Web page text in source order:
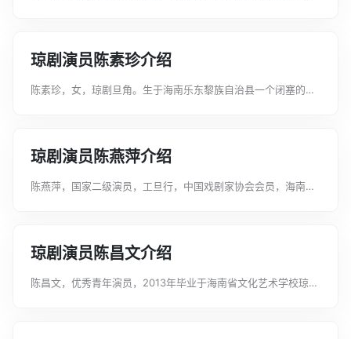
琼剧演员陈素珍介绍
陈素珍，女，琼剧旦角。生于海南乐东黎族自治县一个闭塞的黎
琼剧演员陈燕萍介绍
陈燕萍，国家二级演员，工旦行，中国戏剧家协会会员，海南省
琼剧演员陈昌文介绍
陈昌文，优秀青年演员，2013年毕业于海南省文化艺术学校琼剧